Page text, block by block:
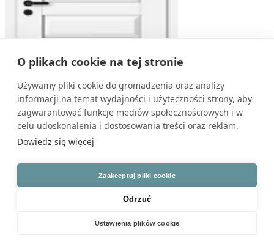
O plikach cookie na tej stronie
Używamy pliki cookie do gromadzenia oraz analizy
informacji na temat wydajności i użyteczności strony, aby
zagwarantować funkcje mediów społecznościowych i w
celu udoskonalenia i dostosowania treści oraz reklam.
Dowiedz się więcej
Zaakceptuj pliki cookie
Odrzuć
Ustawienia plików cookie
Classic A.0
Cena od 1060 zł